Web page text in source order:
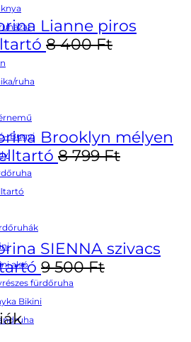
ruha
Bugyi
alsó
fürdőruha
Bikini
Lianne piros
8 400Ft
Brooklyn mélyen
8 799Ft
SIENNA szivacs
9 500Ft